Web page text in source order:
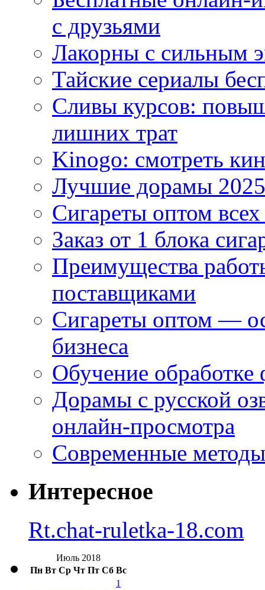
с друзьями
Лакорны с сильным
Тайские сериалы
Сливы курсов:
лишних трат
Kinogo: смотреть
Лучшие дорамы
Сигареты оптом
Заказ от 1 блока
Преимущества
поставщиками
Сигареты оптом —
бизнеса
Обучение
Дорамы с русской
онлайн-просмотра
Современные
Интересное
Rt.chat-ruletka-18.com
Июль 2018
Пн Вт Ср Чт Пт Сб Вс
1